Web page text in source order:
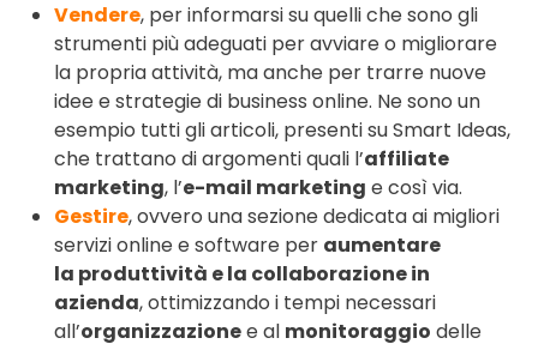
Vendere, per informarsi su quelli che sono gli
strumenti più adeguati per avviare o migliorare
la propria attività, ma anche per trarre nuove
idee e strategie di business online. Ne sono un
esempio tutti gli articoli, presenti su Smart Ideas,
che trattano di argomenti quali l’affiliate
marketing, l’e-mail marketing e così via.
Gestire, ovvero una sezione dedicata ai migliori
servizi online e software per aumentare
la produttività e la collaborazione in
azienda, ottimizzando i tempi necessari
all’organizzazionee al monitoraggio delle